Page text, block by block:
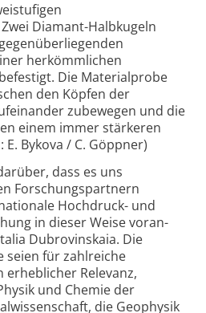
Diamant-Halbkugeln
herkömmlichen
Die Materialprobe
den Köpfen der
zubewegen und die
einem immer stärkeren
Bykova / C. Göppner)
dass es uns
Forschungs­partnern
Hochdruck- und
in dieser Weise voran­
Dubro­vinskaia. Die
seien für zahlreiche
erheblicher Relevanz,
und Chemie der
die Geophysik